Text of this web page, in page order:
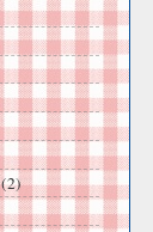
(2)